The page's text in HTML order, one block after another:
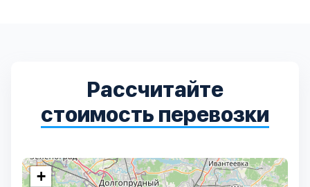
Рассчитайте
стоимость перевозки
+
Богородский
Волоколамский
Воскресенский 7